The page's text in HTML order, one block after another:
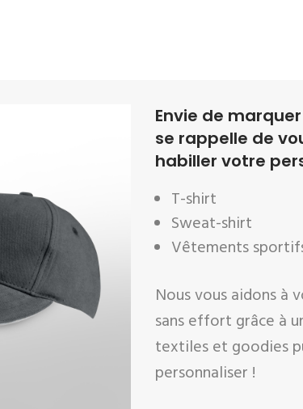
Envie de
se rappelle de
habiller votre
T-shirt
Sweat-shirt
Vêtements
Nous vous aidons à
sans effort grâce à
textiles et goodies
personnaliser !